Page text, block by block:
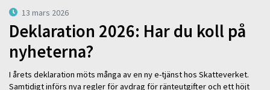
13 mars 2026
Deklaration 2026: Har du koll på
nyheterna?
I årets deklaration möts många av en ny e-tjänst hos Skatteverket.
Samtidigt införs nya regler för avdrag för ränteutgifter och ett höjt